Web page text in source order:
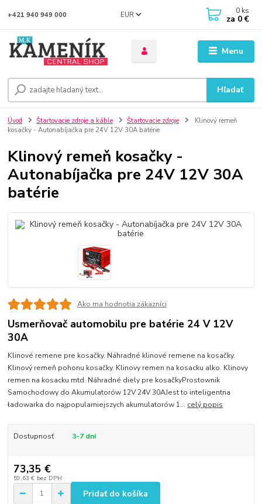
Menu
EUR
Hľadať
+421 940 949 000 0 ks
za 0 €
Úvod Štartovacie zdroje a káble Štartovacie zdroje
Klinový remeň
kosačky - Autonabíjačka pre 24V 12V 30A batérie
Klinový remeň kosačky -
Autonabíjačka pre 24V 12V 30A
batérie
Ako ma hodnotia zákazníci
Usmerňovač automobilu pre batérie 24 V 12V
30A
Klinové remene pre kosačky. Náhradné klinové remene na kosačky.
Klinový remeň pohonu kosačky. Klinovy remen na kosacku alko. Klinovy
remen na kosacku mtd. Náhradné diely pre kosačkyProstownik
Samochodowy do Akumulatorów 12V 24V 30AJest to inteligentna
ładowarka do najpopularniejszych akumulatorów 1... celý popis
Dostupnosť 3-7 dni
73,35 €
59,63 € bez DPH
Pridať do košíka